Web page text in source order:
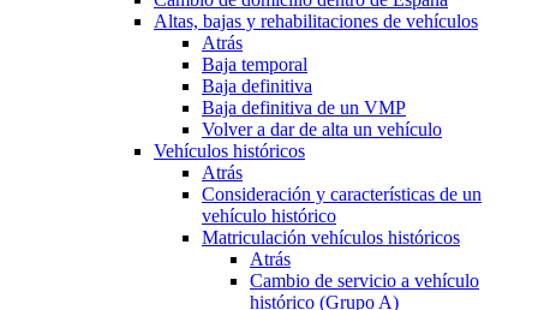
Altas, bajas y rehabilitaciones de vehículos
Atrás
Baja temporal
Baja definitiva
Baja definitiva de un VMP
Volver a dar de alta un vehículo
Vehículos históricos
Atrás
Consideración y características de un
vehículo histórico
Matriculación vehículos históricos
Atrás
Cambio de servicio a vehículo
histórico (Grupo A)